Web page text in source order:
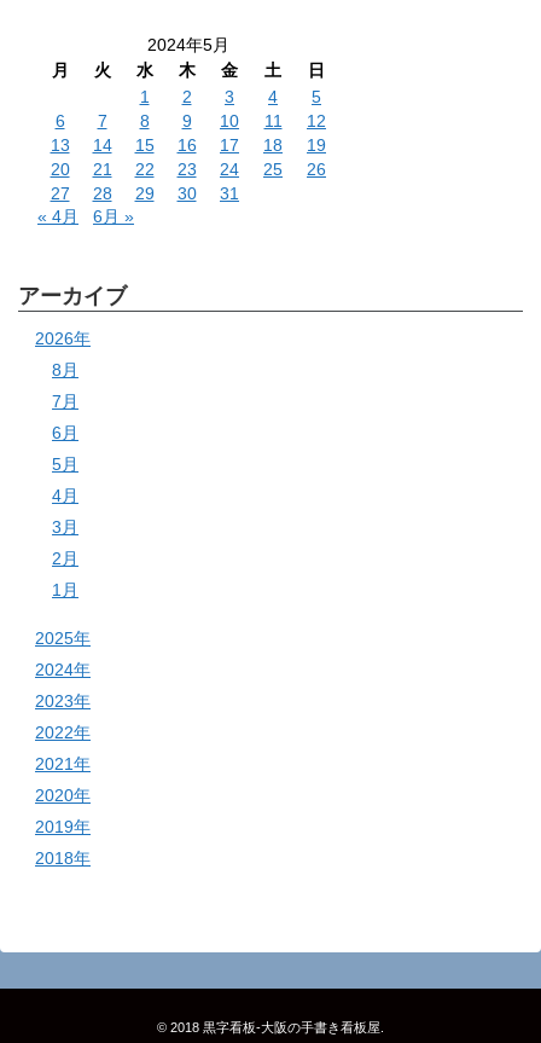
2024年5月
月
火 水 木 金 土
日
1
2 3 4
5
6
7 8 9 10 11
12
13
14 15 16 17 18
19
20
21 22 23 24 25
26
27
28 29 30
31
« 4月
6月 »
アーカイブ
2026年
8月
7月
6月
5月
4月
3月
2月
1月
2025年
2024年
2023年
2022年
2021年
2020年
2019年
2018年
© 2018 黒字看板‐大阪の手書き看板屋